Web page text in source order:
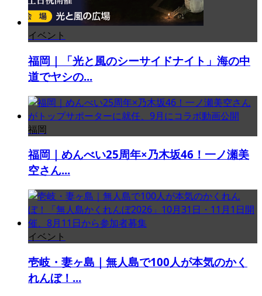
イベント
福岡｜「光と風のシーサイドナイト」海の中
道でヤシの...
福岡
福岡｜めんべい25周年×乃木坂46！一ノ瀬美
空さん...
イベント
壱岐・妻ヶ島｜無人島で100人が本気のかく
れんぼ！...